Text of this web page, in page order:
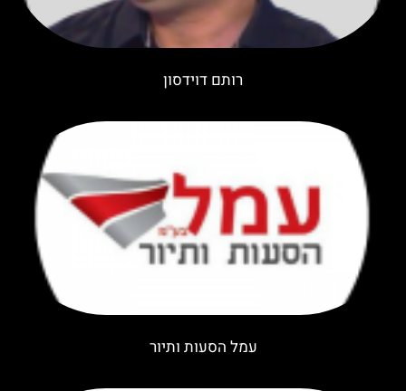
רותם דוידסון
עמל הסעות ותיור